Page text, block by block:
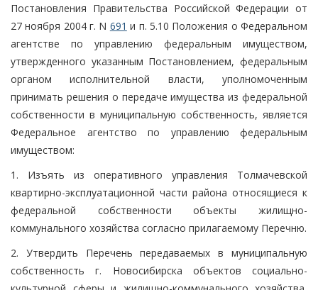
Постановления Правительства Российской Федерации от
27 ноября 2004 г. N 691 и п. 5.10 Положения о Федеральном
агентстве по управлению федеральным имуществом,
утвержденного указанным Постановлением, федеральным
органом исполнительной власти, уполномоченным
принимать решения о передаче имущества из федеральной
собственности в муниципальную собственность, является
Федеральное агентство по управлению федеральным
имуществом:
1. Изъять из оперативного управления Толмачевской
квартирно-эксплуатационной части района относящиеся к
федеральной собственности объекты жилищно-
коммунального хозяйства согласно прилагаемому Перечню.
2. Утвердить Перечень передаваемых в муниципальную
собственность г. Новосибирска объектов социально-